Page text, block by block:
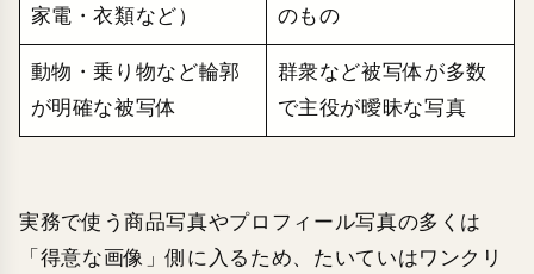
家電・衣類など）
のもの
動物・乗り物など輪郭
が明確な被写体
群衆など被写体が多数
で主役が曖昧な写真
実務で使う商品写真やプロフィール写真の多くは
「得意な画像」側に入るため、たいていはワンクリ